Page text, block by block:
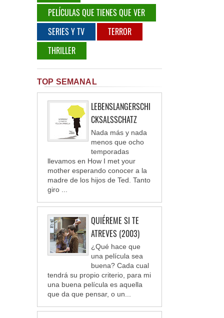
PELÍCULAS QUE TIENES QUE VER
SERIES Y TV
TERROR
THRILLER
TOP SEMANAL
LEBENSLANGERSCHI
CKSALSSCHATZ
Nada más y nada
menos que ocho
temporadas
llevamos en How I met your
mother esperando conocer a la
madre de los hijos de Ted. Tanto
giro ...
QUIÉREME SI TE
ATREVES (2003)
¿Qué hace que
una película sea
buena? Cada cual
tendrá su propio criterio, para mi
una buena película es aquella
que da que pensar, o un...